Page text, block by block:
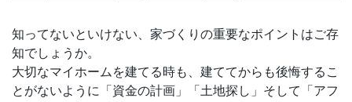
知ってないといけない、家づくりの重要なポイントはご存
知でしょうか。
大切なマイホームを建てる時も、建ててからも後悔するこ
とがないように「資金の計画」「土地探し」そして「アフ